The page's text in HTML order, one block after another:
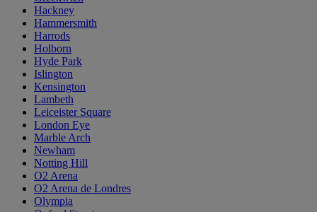
Hackney
Hammersmith
Harrods
Holborn
Hyde Park
Islington
Kensington
Lambeth
Leiceister Square
London Eye
Marble Arch
Newham
Notting Hill
O2 Arena
O2 Arena de Londres
Olympia